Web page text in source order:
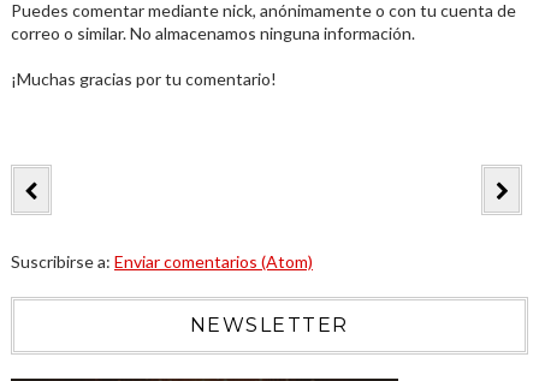
Puedes comentar mediante nick, anónimamente o con tu cuenta de
correo o similar. No almacenamos ninguna información.
¡Muchas gracias por tu comentario!
Suscribirse a: Enviar comentarios (Atom)
NEWSLETTER